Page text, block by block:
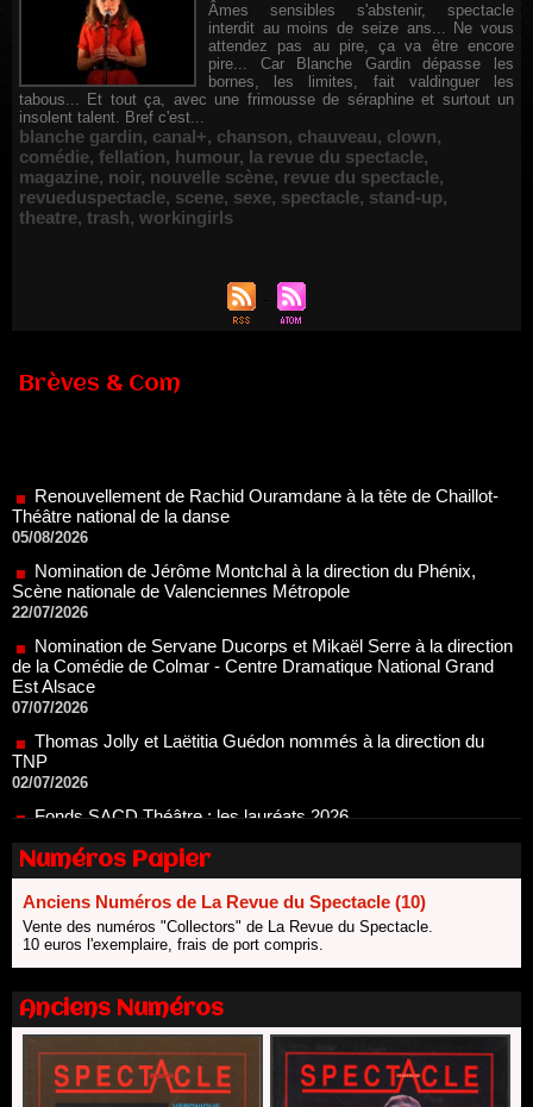
Âmes sensibles s'abstenir, spectacle
interdit au moins de seize ans... Ne vous
attendez pas au pire, ça va être encore
pire... Car Blanche Gardin dépasse les
bornes, les limites, fait valdinguer les
tabous... Et tout ça, avec une frimousse de séraphine et surtout un
insolent talent. Bref c'est...
blanche gardin, canal+, chanson, chauveau, clown,
comédie, fellation, humour, la revue du spectacle,
magazine, noir, nouvelle scène, revue du spectacle,
revueduspectacle, scene, sexe, spectacle, stand-up,
theatre, trash, workingirls
Brèves & Com
05/08/2026
Nomination de Jérôme Montchal à la direction du Phénix,
22/07/2026
Nomination de Servane Ducorps et Mikaël Serre à la direction
Est Alsace
07/07/2026
Thomas Jolly et Laëtitia Guédon nommés à la direction du
02/07/2026
Fonds SACD Théâtre : les lauréats 2026
20/06/2026
18/06/2026
Les 10 lauréats du Fonds Grandes Formes Théâtre 2026
Nomination de Nathalie Garraud et Olivier Saccomano à la
direction du Théâtre de Gennevilliers - CDN
13/06/2026
Dispositif SACD Auteurs d'espaces : les lauréats 2026
Numéros Papier
Anciens Numéros de La Revue du Spectacle (10)
Vente des numéros "Collectors" de La Revue du Spectacle.
10 euros l'exemplaire, frais de port compris.
Anciens Numéros